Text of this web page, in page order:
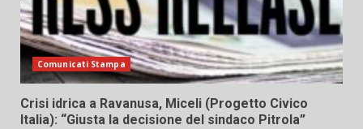
Comunicati Stampa
Crisi idrica a Ravanusa, Miceli (Progetto Civico
Italia): “Giusta la decisione del sindaco Pitrola”